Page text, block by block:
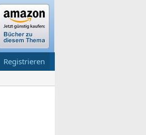
Registrieren